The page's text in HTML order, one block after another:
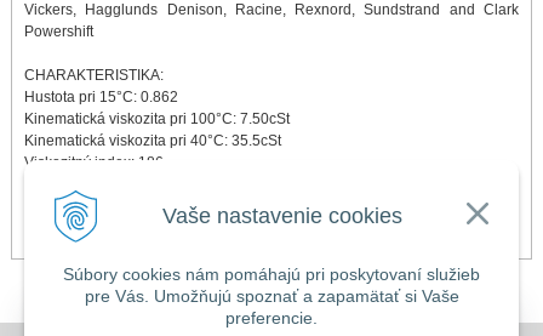
Vaše nastavenie cookies
Súbory cookies nám pomáhajú pri poskytovaní služieb
pre Vás. Umožňujú spoznať a zapamätať si Vaše
preferencie.
Vickers, Hagglunds Denison, Racine, Rexnord, Sundstrand and Clark
Powershift
CHARAKTERISTIKA:
Hustota pri 15°C: 0.862
Kinematická viskozita pri 100°C: 7.50cSt
Kinematická viskozita pri 40°C: 35.5cSt
Viskozitný index: 186
Bod vzplanutia: > 185 °C
Brookfield viskozita pri -40°C ... 19, 000cP
DOVOLENKA 3. - 7. augusta 2026